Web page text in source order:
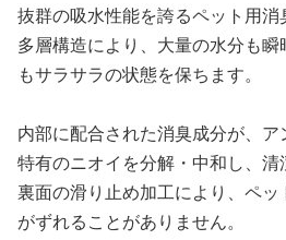
抜群の吸水性能を誇るペット用消
多層構造により、大量の水分も
もサラサラの状態を保ちます。
内部に配合された消臭成分が、ア
特有のニオイを分解・中和し、清
裏面の滑り止め加工により、ペッ
がずれることがありません。